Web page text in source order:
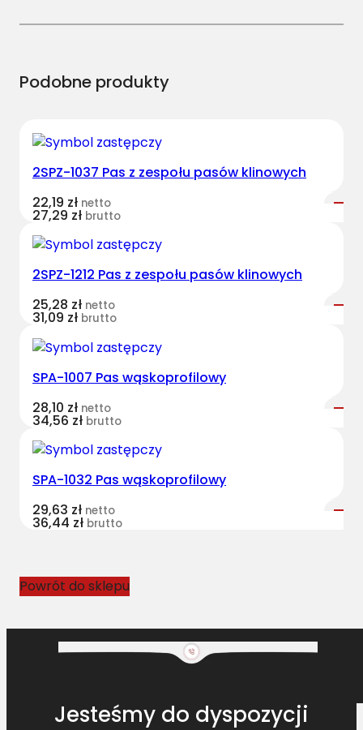
s
N
H
Podobne produkty
2SPZ-1037 Pas z zespołu pasów klinowych
22,19 zł netto
27,29 zł brutto
2SPZ-1212 Pas z zespołu pasów klinowych
25,28 zł netto
31,09 zł brutto
SPA-1007 Pas wąskoprofilowy
28,10 zł netto
34,56 zł brutto
SPA-1032 Pas wąskoprofilowy
29,63 zł netto
36,44 zł brutto
Powrót do sklepu
Jesteśmy do dyspozycji